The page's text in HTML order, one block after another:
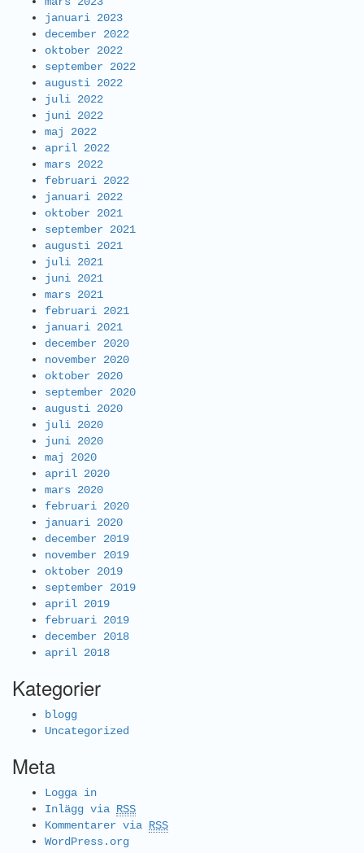
januari 2023
december 2022
oktober 2022
september 2022
augusti 2022
juli 2022
juni 2022
maj 2022
april 2022
mars 2022
februari 2022
januari 2022
oktober 2021
september 2021
augusti 2021
juli 2021
juni 2021
mars 2021
februari 2021
januari 2021
december 2020
november 2020
oktober 2020
september 2020
augusti 2020
juli 2020
juni 2020
maj 2020
april 2020
mars 2020
februari 2020
januari 2020
december 2019
november 2019
oktober 2019
september 2019
april 2019
februari 2019
december 2018
april 2018
Kategorier
blogg
Uncategorized
Meta
Logga in
Inlägg via RSS
Kommentarer via RSS
WordPress.org